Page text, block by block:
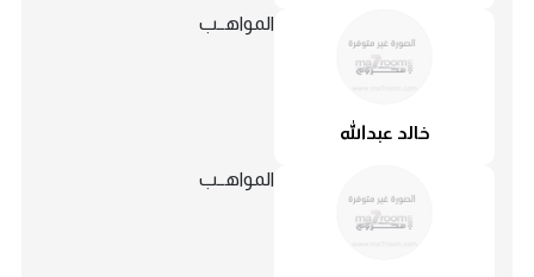
خالد عبدالله
المواهــب
المواهــب